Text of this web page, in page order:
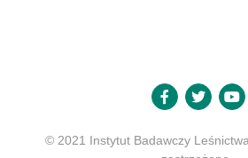
© 2021 Instytut Badawczy